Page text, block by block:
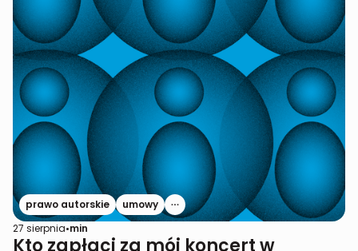
prawo autorskie
umowy
27 sierpnia•min
Kto zapłaci za mój koncert w